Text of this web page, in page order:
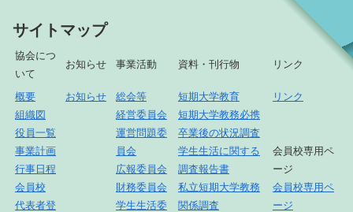
サイトマップ
協会につ
いて
お知らせ 事業活動 資料・刊行物 リンク
概要
組織図
役員一覧
事業計画
行事日程
会員校
代表者登
お知らせ
総会等
経営委員会
運営問題委
員会
広報委員会
財務委員会
学生生活委
短期大学教育
短期大学教務必携
卒業後の状況調査
学生生活に関する
調査報告書
私立短期大学教務
関係調査
リンク
会員校専用ペ
ージ
会員校専用ペ
ージ